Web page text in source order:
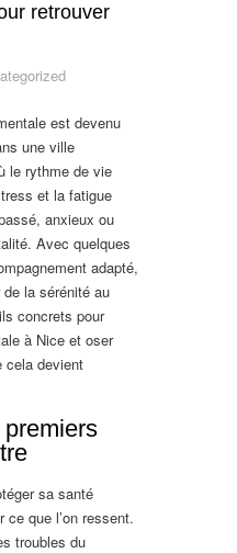
retrouver
est devenu
une ville
le rythme de vie
et la fatigue
anxieux ou
Avec quelques
adapté,
la sérénité au
concrets pour
à Nice et oser
cela devient
sa santé
que l’on ressent.
troubles du